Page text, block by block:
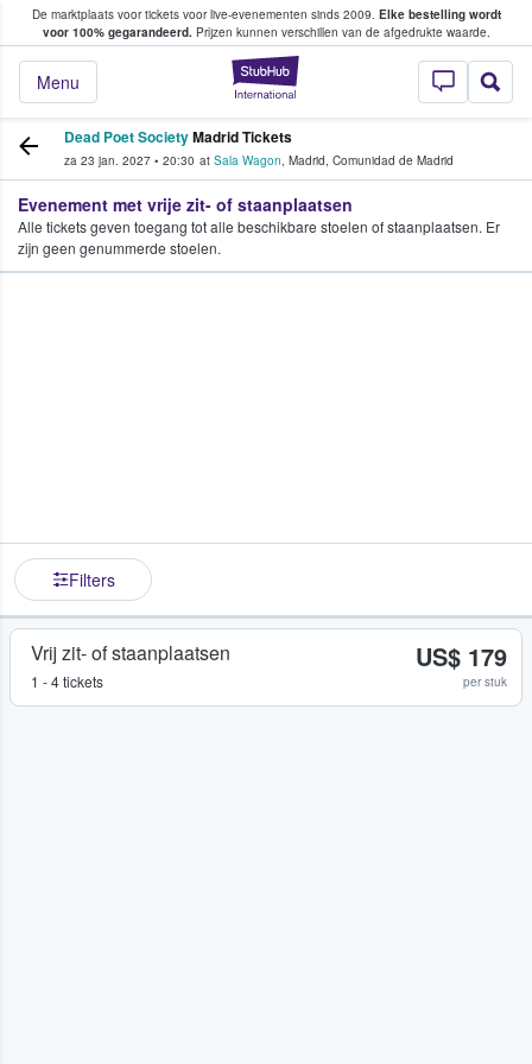
De marktplaats voor tickets voor live-evenementen sinds 2009. Elke bestelling wordt
voor 100% gegarandeerd.Prijzen kunnen verschillen van de afgedrukte waarde.
StubHub: waar
Menu
tickets kopen en verkopen
Dead Poet SocietyMadrid Tickets
za 23 jan. 2027 • 20:30 at Sala Wagon, Madrid, Comunidad de Madrid
Evenement met vrije zit- of staanplaatsen
Alle tickets geven toegang tot alle beschikbare stoelen of staanplaatsen. Er
zijn geen genummerde stoelen.
Filters
Vrij zit- of staanplaatsen
1 - 4 tickets
US$ 179
per stuk